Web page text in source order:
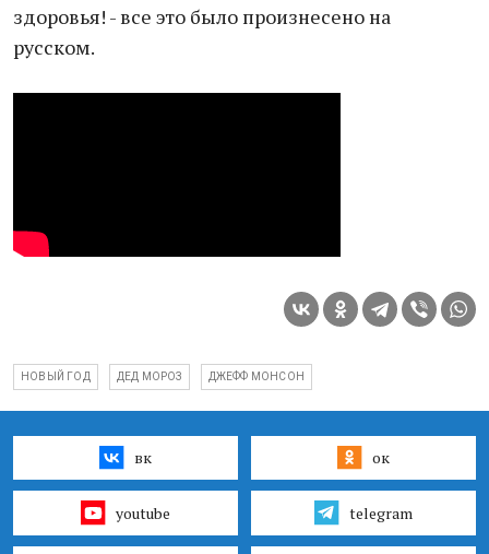
здоровья! - все это было произнесено на
русском.
НОВЫЙ ГОД ДЕД МОРОЗ ДЖЕФФ МОНСОН
вк ок
youtube telegram